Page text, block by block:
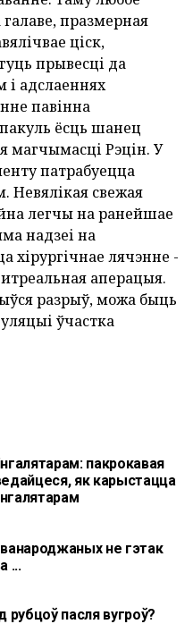
празмерная
ціск,
прывесці да
і адслаеннях
павінна
ёсць шанец
магчымасці Рэцін. У
патрабуецца
Невялікая свежая
легчы на ранейшае
надзеі на
хірургічнае лячэнне -
аперацыя.
разрыў, можа быць
ўчастка
пакрокавая
як карыстацца
не гэтак
...
рубцоў пасля вугроў?